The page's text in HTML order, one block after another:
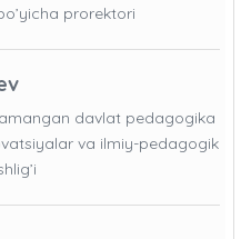
prorektori
davlat pedagogika
va ilmiy-pedagogik